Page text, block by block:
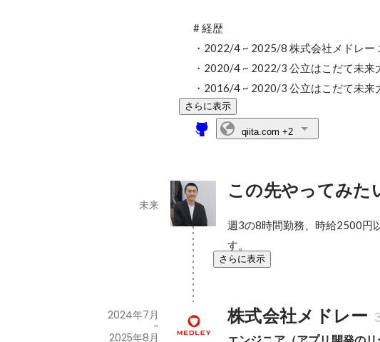
# 経歴
・2022/4 ~ 2025/8 株式会社メドレー
・2020/4 ~ 2022/3 公立はこだて未来
・2016/4 ~ 2020/3 公立はこだて未来
さらに表示
qiita.com +2
この先やってみた
未来
週3の8時間勤務、時給2500円
す。
さらに表示
株式会社メドレー
2024年7月
-
2025年8月